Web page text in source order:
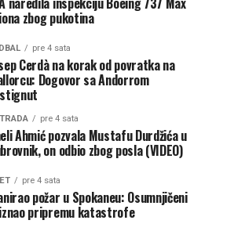
zbog pukotina
pre 4 sata
Cerdà na korak od povratka na
Dogovor sa Andorrom
pre 4 sata
Ahmić pozvala Mustafu Durdžića u
on odbio zbog posla (VIDEO)
pre 4 sata
požar u Spokaneu: Osumnjičeni
pripremu katastrofe